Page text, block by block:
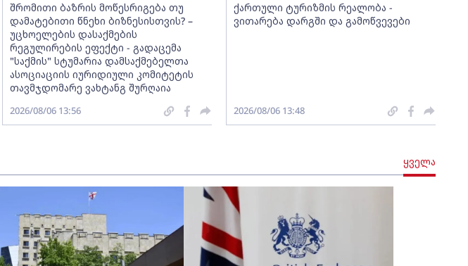
შრომითი ბაზრის მოწესრიგება თუ
დამატებითი წნეხი ბიზნესისთვის? –
უცხოელების დასაქმების
რეგულირების ეფექტი - გადაცემა
"საქმის" სტუმარია დამსაქმებელთა
ასოციაციის იურიდიული კომიტეტის
თავმჯდომარე ვახტანგ შურღაია
2026/08/06 13:56
ქართული ტურიზმის რეალობა -
ვითარება დარგში და გამოწვევები
2026/08/06 13:48
ყველა